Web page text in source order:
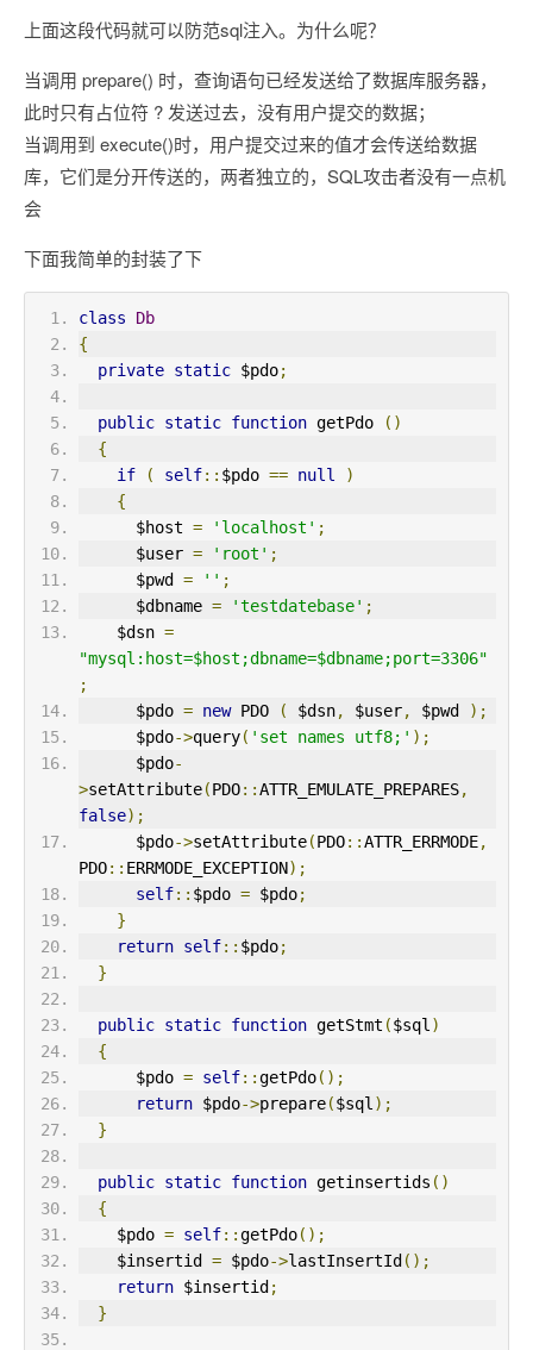
上面这段代码就可以防范sql注入。为什么呢？
当调用 prepare() 时，查询语句已经发送给了数据库服务器，
此时只有占位符 ? 发送过去，没有用户提交的数据；
当调用到 execute()时，用户提交过来的值才会传送给数据
库，它们是分开传送的，两者独立的，SQL攻击者没有一点机
会
下面我简单的封装了下
class
Db
{
private static $pdo;
public static function getPdo
()
{
if
( self:: $pdo == null
)
{
      $host
= 'localhost' ;
      $user
= 'root' ;
      $pwd
= '' ;
      $dbname
= 'testdatebase' ;
    $dsn
=
"mysql:host=$host;dbname=$dbname;port=3306"
;
      $pdo
= new PDO ( $dsn, $user, $pwd
);
      $pdo
->query( 'set names utf8;' );
      $pdo
-
>setAttribute(PDO::ATTR_EMULATE_PREPARES,
false);
      $pdo
->setAttribute(PDO::ATTR_ERRMODE,
PDO:: ERRMODE_EXCEPTION);
self:: $pdo = $pdo;
}
return self:: $pdo;
}
public static function getStmt ($sql )
{
      $pdo
= self::getPdo();
return $pdo->prepare($sql );
}
public static function getinsertids ()
{
    $pdo
= self::getPdo();
    $insertid
= $pdo->lastInsertId ();
return $insertid ;
}